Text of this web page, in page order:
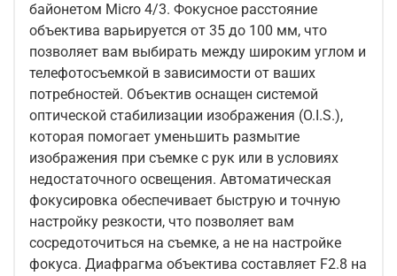
байонетом Micro 4/3. Фокусное расстояние
объектива варьируется от 35 до 100 мм, что
позволяет вам выбирать между широким углом и
телефотосъемкой в зависимости от ваших
потребностей. Объектив оснащен системой
оптической стабилизации изображения (O.I.S.),
которая помогает уменьшить размытие
изображения при съемке с рук или в условиях
недостаточного освещения. Автоматическая
фокусировка обеспечивает быструю и точную
настройку резкости, что позволяет вам
сосредоточиться на съемке, а не на настройке
фокуса. Диафрагма объектива составляет F2.8 на